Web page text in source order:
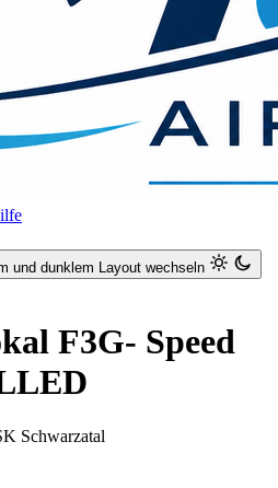
und dunklem Layout wechseln
F3G- Speed
Schwarzatal